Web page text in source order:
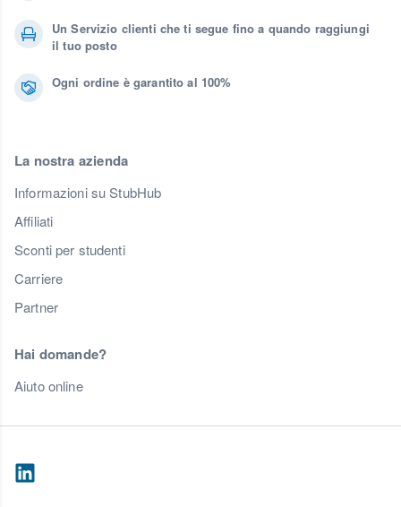
Un Servizio clienti che ti segue fino a quando raggiungi
il tuo posto
Ogni ordine è garantito al 100%
La nostra azienda
Informazioni su StubHub
Affiliati
Sconti per studenti
Carriere
Partner
Hai domande?
Aiuto online